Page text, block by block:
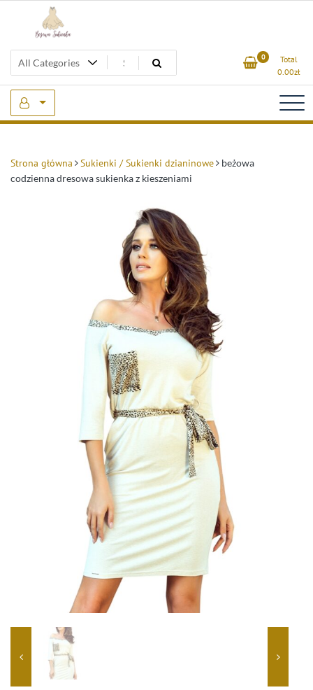
Beżowa Sukienka 0
Total
0.00zł
Strona główna Sukienki / Sukienki dzianinowe
beżowa
codzienna dresowa sukienka z kieszeniami